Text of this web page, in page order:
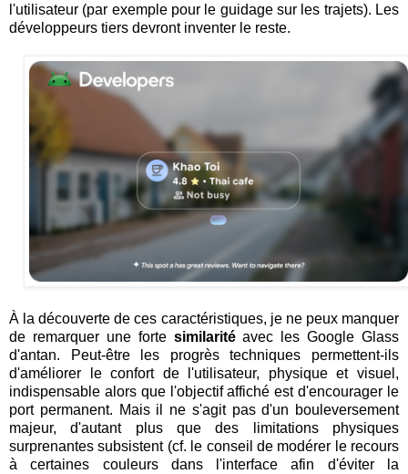
l'utilisateur (par exemple pour le guidage sur les trajets). Les
développeurs tiers devront inventer le reste.
À la découverte de ces caractéristiques, je ne peux manquer
de remarquer une forte similaritéavec les Google Glass
d'antan. Peut-être les progrès techniques permettent-ils
d'améliorer le confort de l'utilisateur, physique et visuel,
indispensable alors que l'objectif affiché est d'encourager le
port permanent. Mais il ne s'agit pas d'un bouleversement
majeur, d'autant plus que des limitations physiques
surprenantes subsistent (cf. le conseil de modérer le recours
à certaines couleurs dans l'interface afin d'éviter la